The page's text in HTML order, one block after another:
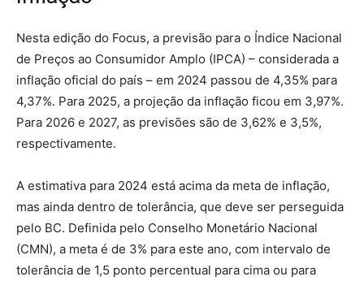
Nesta edição do Focus, a previsão para o Índice Nacional
de Preços ao Consumidor Amplo (IPCA) – considerada a
inflação oficial do país – em 2024 passou de 4,35% para
4,37%. Para 2025, a projeção da inflação ficou em 3,97%.
Para 2026 e 2027, as previsões são de 3,62% e 3,5%,
respectivamente.
A estimativa para 2024 está acima da meta de inflação,
mas ainda dentro de tolerância, que deve ser perseguida
pelo BC. Definida pelo Conselho Monetário Nacional
(CMN), a meta é de 3% para este ano, com intervalo de
tolerância de 1,5 ponto percentual para cima ou para